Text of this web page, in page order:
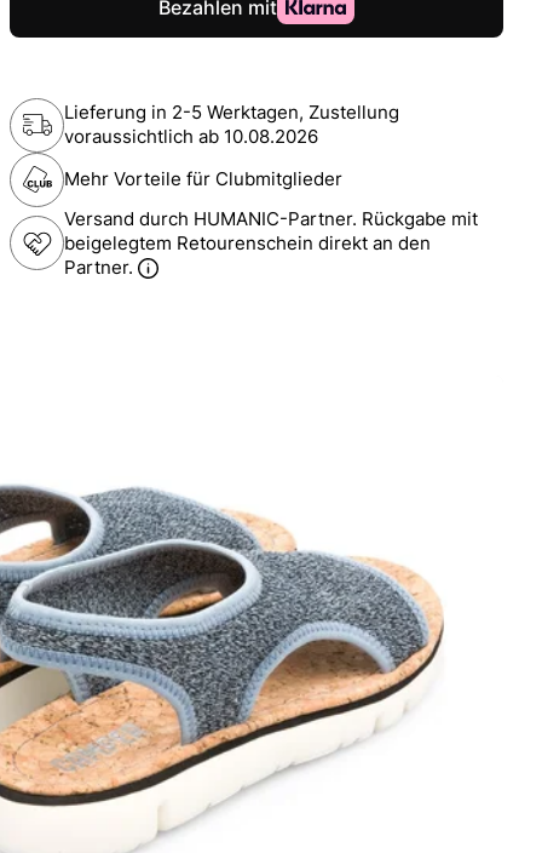
Lieferung in 2-5 Werktagen, Zustellung
voraussichtlich ab 10.08.2026
Mehr Vorteile für Clubmitglieder
Versand durch HUMANIC-Partner. Rückgabe mit
beigelegtem Retourenschein direkt an den
Partner.